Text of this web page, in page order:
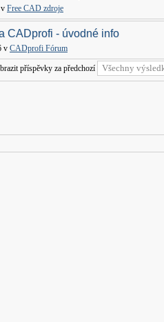
Free CAD zdroje
CADprofi - úvodné info
v CADprofi Fórum
příspěvky za předchozí